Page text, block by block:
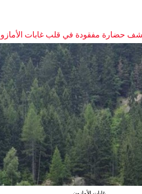
حضارة مفقودة في قلب غابات